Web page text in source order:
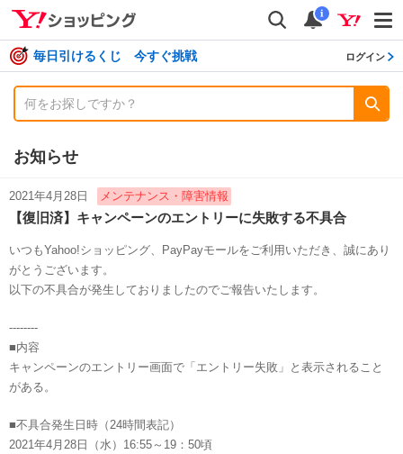
検索
通知
i
毎日引けるくじ 今すぐ挑戦 ログイン
お知らせ
2021年4月28日 メンテナンス・障害情報
【復旧済】キャンペーンのエントリーに失敗する不具合
いつもYahoo!ショッピング、PayPayモールをご利用いただき、誠にあり
がとうございます。
以下の不具合が発生しておりましたのでご報告いたします。
--------
■内容
キャンペーンのエントリー画面で「エントリー失敗」と表示されること
がある。
■不具合発生日時（24時間表記）
2021年4月28日（水）16:55～19：50頃